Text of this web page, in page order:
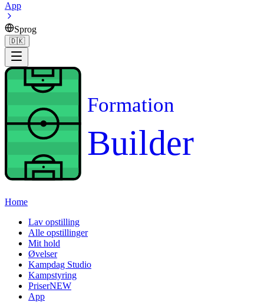
App
Sprog
🇩🇰
Formation
Builder
Home
Lav opstilling
Alle opstillinger
Mit hold
Øvelser
Kampdag Studio
Kampstyring
PriserNEW
App